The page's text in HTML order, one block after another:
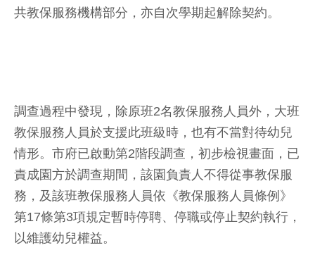
共教保服務機構部分，亦自次學期起解除契約。
調查過程中發現，除原班2名教保服務人員外，大班
教保服務人員於支援此班級時，也有不當對待幼兒
情形。市府已啟動第2階段調查，初步檢視畫面，已
責成園方於調查期間，該園負責人不得從事教保服
務，及該班教保服務人員依《教保服務人員條例》
第17條第3項規定暫時停聘、停職或停止契約執行，
以維護幼兒權益。